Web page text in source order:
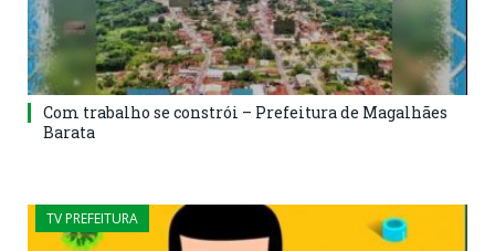
Com trabalho se constrói – Prefeitura de Magalhães
Barata
TV PREFEITURA